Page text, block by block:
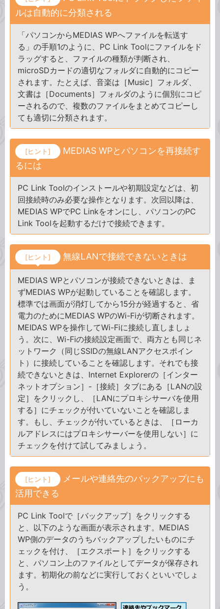
ルは自動的に分類される
「パソコンからMEDIAS WPへファイルを転送す
る」の手順1のように、PC Link Toolにファイルをド
ラッグすると、ファイルの種類が判断され、
microSDカードの適切なフォルダに自動的にコピー
されます。たとえば、音楽は［Music］フォルダ、
文書は［Documents］フォルダのように個別にコピ
ーされるので、複数のファイルをまとめてコピーし
ても適切に分類されます。
[ヒント]
MEDIAS WPとパソコンを再接続す
るには
PC Link Toolのインストールや初期設定などは、初
回接続時のみ必要な操作となります。次回以降は、
MEDIAS WPでPC Linkをオンにし、パソコンのPC
Link Toolを起動するだけで接続できます。
[ヒント] 無線LANで接続できないときは
MEDIAS WPとパソコンが接続できないときは、ま
ずMEDIAS WPが起動していることを確認します。
標準では画面が消灯してから15分が経過すると、省
電力のためにMEDIAS WPのWi-Fiが切断されます。
MEIDAS WPを操作してWi-Fiに接続し直しましょ
う。次に、Wi-Fiの接続設定画面で、両方とも同じネ
ットワーク（同じSSIDの無線LANアクセスポイン
ト）に接続していることを確認します。それでも接
続できないときは、Internet Explorerの［インター
ネットオプション］-［接続］タブにある［LANの設
定］をクリックし、［LANにプロキシサーバを使用
する］にチェックが付いていないことを確認しま
す。もし、チェックが付いているときは、［ローカ
ルアドレスにはプロキシサーバーを使用しない］に
チェックを付けて試してみましょう。
[ヒント]
メールや連絡先のバックアップにも
活用できる
PC Link Toolで［バックアップ］をクリックする
と、以下のような画面が表示されます。MEDIAS
WP側のデータのうちバックアップしたいものにチ
ェックを付け、［エクスポート］をクリックする
と、パソコン上のファイルとしてデータが保存され
ます。初期化の前などに実行しておくといいでしょ
う。